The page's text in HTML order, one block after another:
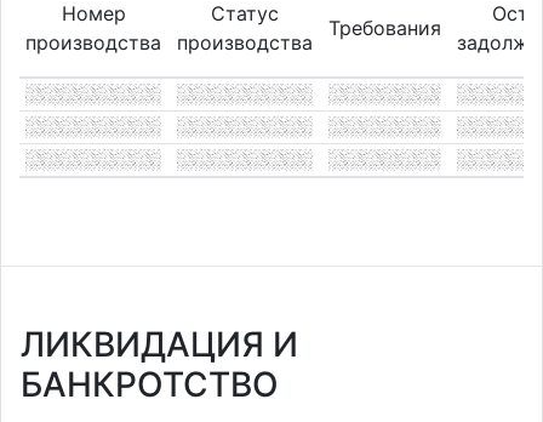
Номер
производства
Статус
производства
Требования
ЛИКВИДАЦИЯ И
БАНКРОТСТВО